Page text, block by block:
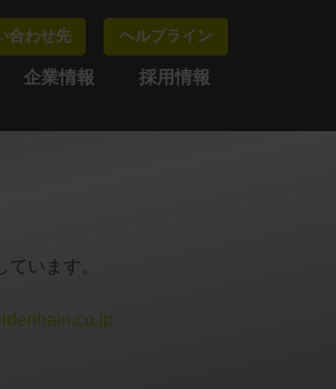
合わせ先 ヘルプライン
企業情報 採用情報
います。